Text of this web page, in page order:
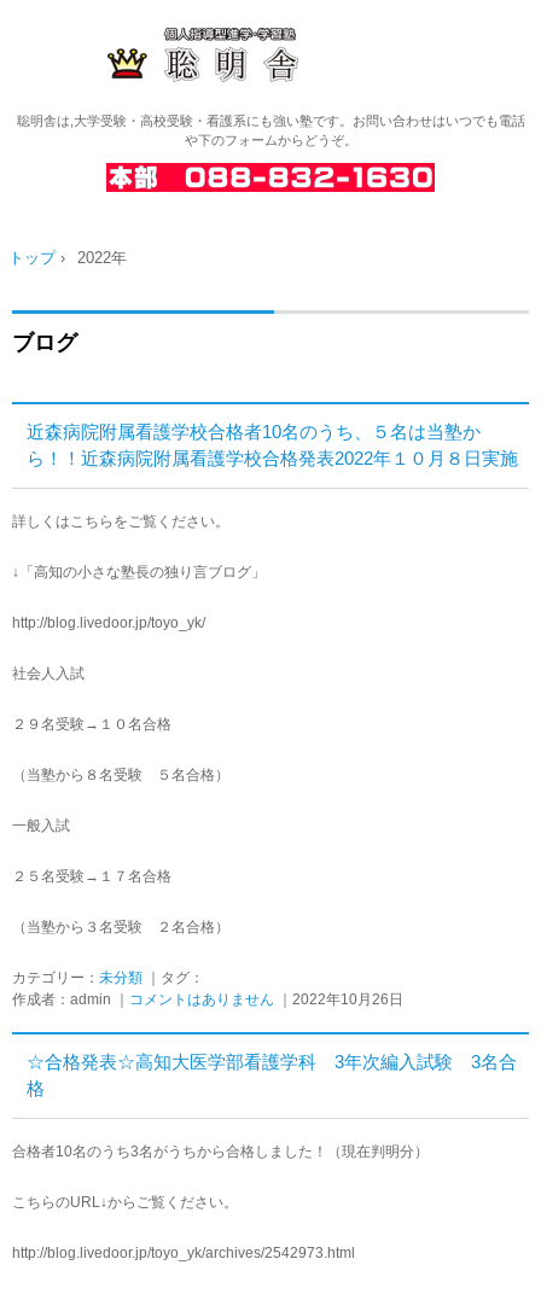
聡明舎は,大学受験・高校受験・看護系にも強い塾です。お問い合わせはいつでも電話
や下のフォームからどうぞ。
トップ› 2022年
ブログ
近森病院附属看護学校合格者10名のうち、５名は当塾か
ら！！近森病院附属看護学校合格発表2022年１０月８日実施
詳しくはこちらをご覧ください。
↓「高知の小さな塾長の独り言ブログ」
http://blog.livedoor.jp/toyo_yk/
社会人入試
２９名受験→１０名合格
（当塾から８名受験 ５名合格）
一般入試
２５名受験→１７名合格
（当塾から３名受験 ２名合格）
カテゴリー： 未分類 ｜タグ：
作成者：admin ｜ コメントはありません ｜2022年10月26日
☆合格発表☆高知大医学部看護学科 3年次編入試験 3名合
格
合格者10名のうち3名がうちから合格しました！（現在判明分）
こちらのURL↓からご覧ください。
http://blog.livedoor.jp/toyo_yk/archives/2542973.html